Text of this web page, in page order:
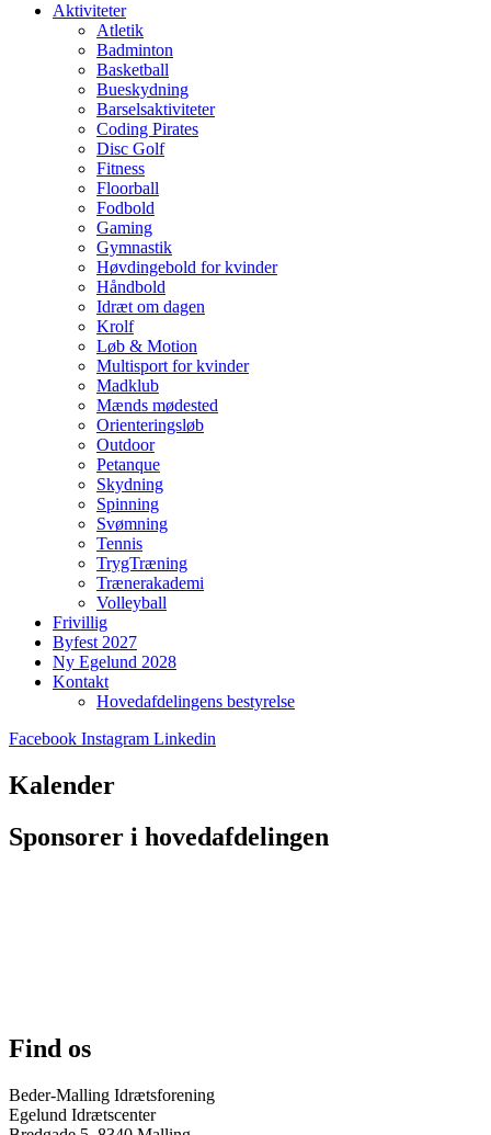
Aktiviteter
Atletik
Badminton
Basketball
Bueskydning
Barselsaktiviteter
Coding Pirates
Disc Golf
Fitness
Floorball
Fodbold
Gaming
Gymnastik
Høvdingebold for kvinder
Håndbold
Idræt om dagen
Krolf
Løb & Motion
Multisport for kvinder
Madklub
Mænds mødested
Orienteringsløb
Outdoor
Petanque
Skydning
Spinning
Svømning
Tennis
TrygTræning
Trænerakademi
Volleyball
Frivillig
Byfest 2027
Ny Egelund 2028
Kontakt
Hovedafdelingens bestyrelse
Facebook Instagram Linkedin
Kalender
Sponsorer i hovedafdelingen
Find os
Beder-Malling Idrætsforening
Egelund Idrætscenter